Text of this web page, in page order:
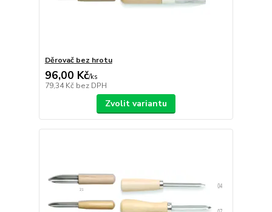
Děrovač bez hrotu
96,00 Kč/ks
79,34 Kč bez DPH
Zvolit variantu